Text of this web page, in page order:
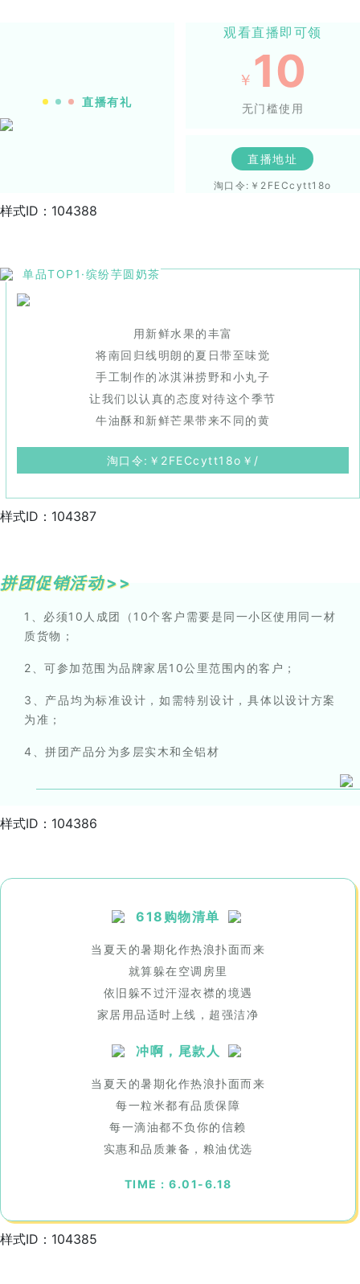
直播有礼
观看直播即可领
￥ 10
无门槛使用
直播地址
淘口令:￥2FECcytt18o
样式ID：104388
单品TOP1·缤纷芋圆奶茶
用新鲜水果的丰富
将南回归线明朗的夏日带至味觉
手工制作的冰淇淋捞野和小丸子
让我们以认真的态度对待这个季节
牛油酥和新鲜芒果带来不同的黄
淘口令:￥2FECcytt18o￥/
样式ID：104387
拼团促销活动>>
1、必须10人成团（10个客户需要是同一小区使用同一材
质货物；
2、可参加范围为品牌家居10公里范围内的客户；
3、产品均为标准设计，如需特别设计，具体以设计方案
为准；
4、拼团产品分为多层实木和全铝材
样式ID：104386
618购物清单
当夏天的暑期化作热浪扑面而来
就算躲在空调房里
依旧躲不过汗湿衣襟的境遇
家居用品适时上线，超强洁净
冲啊，尾款人
当夏天的暑期化作热浪扑面而来
每一粒米都有品质保障
每一滴油都不负你的信赖
实惠和品质兼备，粮油优选
TIME : 6.01-6.18
样式ID：104385